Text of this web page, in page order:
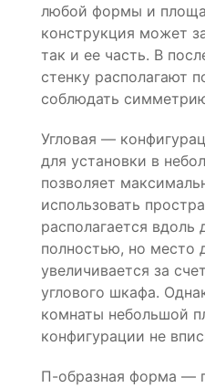
любой формы и
конструкция может
так и ее часть. В
стенку располагают
соблюдать
Угловая —
для установки в
позволяет
использовать
располагается вдоль
полностью, но место
увеличивается за
углового шкафа.
комнаты небольшой
конфигурации не
П-образная форма —